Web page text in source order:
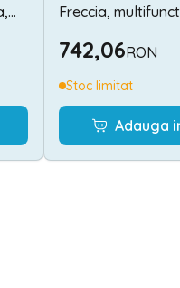
Freccia,
grade, Black &
742,06RON
Stoc limitat
Adauga